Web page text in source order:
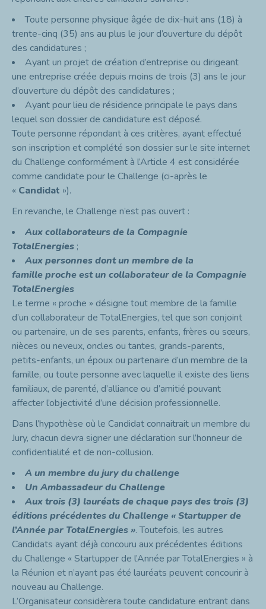
Toute personne physique âgée de dix-huit ans (18) à
trente-cinq (35) ans au plus le jour d’ouverture du dépôt
des candidatures ;
Ayant un projet de création d’entreprise ou dirigeant
une entreprise créée depuis moins de trois (3) ans le jour
d’ouverture du dépôt des candidatures ;
Ayant pour lieu de résidence principale le pays dans
lequel son dossier de candidature est déposé.
Toute personne répondant à ces critères, ayant effectué
son inscription et complété son dossier sur le site internet
du Challenge conformément à l’Article 4 est considérée
comme candidate pour le Challenge (ci-après le
« Candidat »).
En revanche, le Challenge n’est pas ouvert :
Aux collaborateurs de la Compagnie
TotalEnergies ;
Aux personnes dont un membre de la
familleprocheest un collaborateur de la Compagnie
TotalEnergies
Le terme « proche » désigne tout membre de la famille
d’un collaborateur de TotalEnergies, tel que son conjoint
ou partenaire, un de ses parents, enfants, frères ou sœurs,
nièces ou neveux, oncles ou tantes, grands-parents,
petits-enfants, un époux ou partenaire d’un membre de la
famille, ou toute personne avec laquelle il existe des liens
familiaux, de parenté, d’alliance ou d’amitié pouvant
affecter l’objectivité d’une décision professionnelle.
Dans l’hypothèse où le Candidat connaitrait un membre du
Jury, chacun devra signer une déclaration sur l’honneur de
confidentialité et de non-collusion.
A un membre du jury du challenge
Un Ambassadeur du Challenge
Aux trois (3) lauréats de chaque pays des trois (3)
éditions précédentes du Challenge « Startupper de
l’Année par TotalEnergies ». Toutefois, les autres
Candidats ayant déjà concouru aux précédentes éditions
du Challenge « Startupper de l’Année par TotalEnergies » à
la Réunion et n’ayant pas été lauréats peuvent concourir à
nouveau au Challenge.
L’Organisateur considèrera toute candidature entrant dans